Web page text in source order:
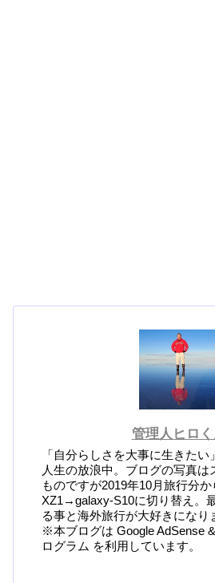
管理人ヒロ
「自分らしさを大事に生きた
人生の放浪中。ブログの写真は
ものですが2019年10月旅行分
XZ1→galaxy-S10に切り替え。
る事と海外旅行が大好きになり
※本ブログは Google AdSense
ログラム を利用しています。